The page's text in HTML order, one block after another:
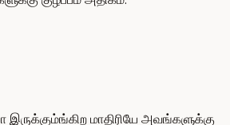
மாதிரியே அவங்களுக்கு